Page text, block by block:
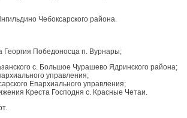
Чебоксарского района.
Георгия Победоносца п. Вурнары;
с. Большое Чурашево Ядринского района;
управления;
Епархиального управления;
Креста Господня с. Красные Четаи.